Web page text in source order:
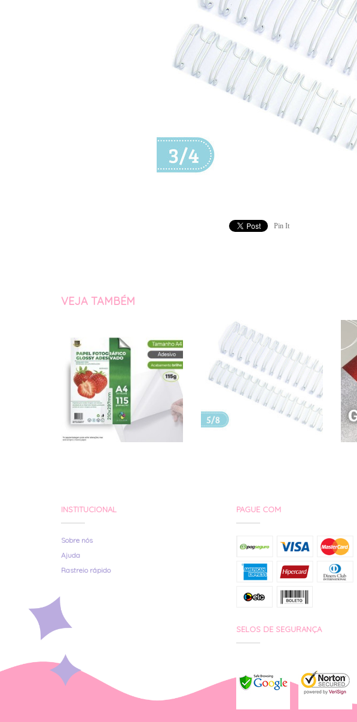
Pin It
VEJA TAMBÉM
INSTITUCIONAL
Sobre nós
Ajuda
Rastreio rápido
PAGUE COM
SELOS DE SEGURANÇA